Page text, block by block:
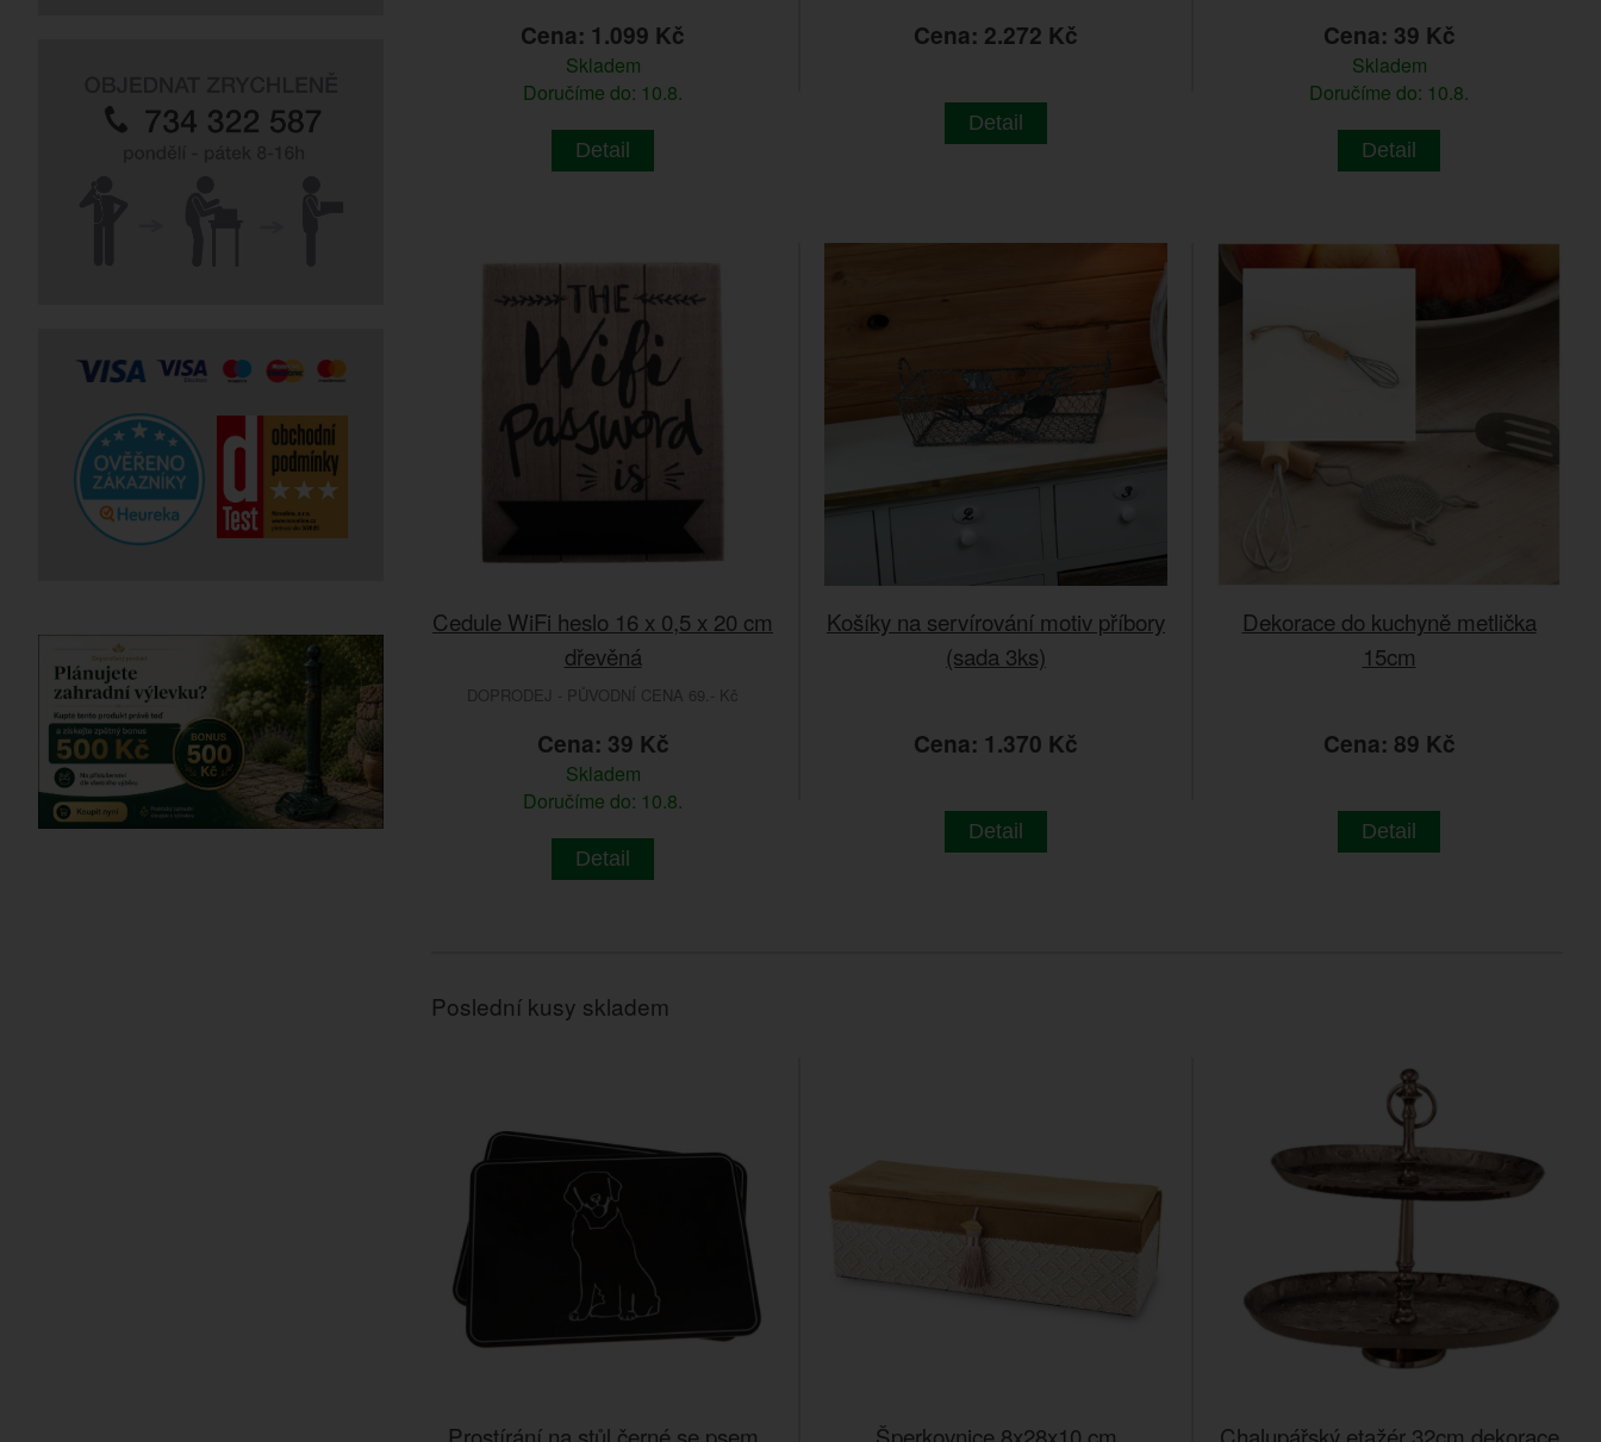
Cena: 1.099 Kč
Skladem
Doručíme do: 10.8.
Detail
Cena: 2.272 Kč
Detail
Cena: 39 Kč
Skladem
Doručíme do: 10.8.
Detail
Cedule WiFi heslo 16 x 0,5 x 20 cm
dřevěná
DOPRODEJ - PŮVODNÍ CENA 69.- Kč
Cena: 39 Kč
Skladem
Doručíme do: 10.8.
Detail
Košíky na servírování motiv příbory
(sada 3ks)
Cena: 1.370 Kč
Detail
Dekorace do kuchyně metlička
15cm
Cena: 89 Kč
Detail
Poslední kusy skladem
Prostírání na stůl černé se psem Šperkovnice 8x28x10 cm Chalupářský etažér 32cm dekorace